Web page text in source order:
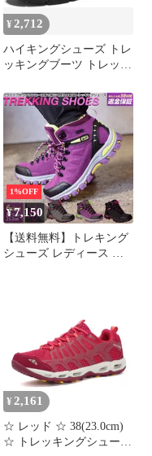
¥ 2,712
ハイキングシューズ トレ
ッキングブーツ トレッキ
1%OFF
¥7,150
【送料無料】トレキング
シューズ レディース 女
り シューズ 初心者 安い
コード:36028
¥ 2,161
☆ レッド ☆ 38(23.0cm)
☆ トレッキングシューズ